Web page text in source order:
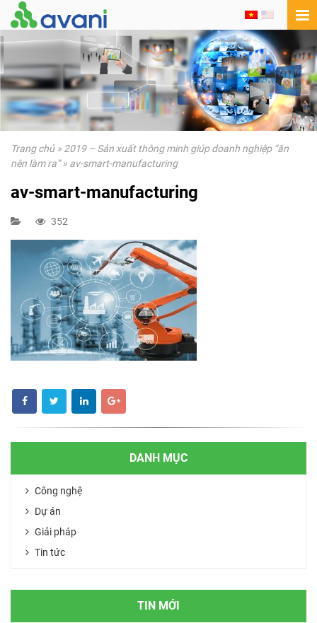
Trang chủ» 2019 – Sản xuất thông minh giúp doanh nghiệp “ăn
nên làm ra”» av-smart-manufacturing
av-smart-manufacturing
352
DANH MỤC
Công nghệ
Dự án
Giải pháp
Tin tức
TIN MỚI